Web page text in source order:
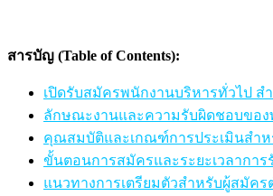
สารบัญ (Table of Contents):
เปิดรับสมัครพนักงานบริหารทั่วไป
ลักษณะงานและความรับผิดชอบของ
คุณสมบัติและเกณฑ์การประเมินสำ
ขั้นตอนการสมัครและระยะเวลาการ
แนวทางการเตรียมตัวสำหรับผู้สมัค